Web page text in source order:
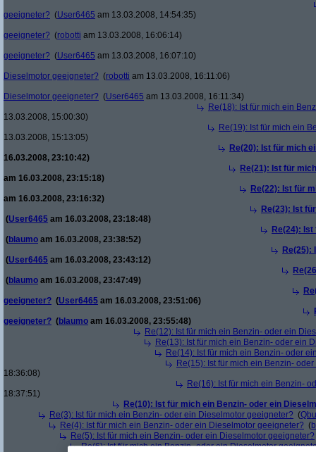
geeigneter? (User6465 am 13.03.2008, 14:54:35)
geeigneter? (robotti am 13.03.2008, 16:06:14)
geeigneter? (User6465 am 13.03.2008, 16:07:10)
Dieselmotor geeigneter? (robotti am 13.03.2008, 16:11:06)
Dieselmotor geeigneter? (User6465 am 13.03.2008, 16:11:34)
Re(18): Ist für mich ein
13.03.2008, 15:00:30)
Re(19): Ist für mich ein
13.03.2008, 15:13:05)
Re(20): Ist für mich
16.03.2008, 23:10:42)
Re(21): Ist für
am 16.03.2008, 23:15:18)
Re(22): Ist für
am 16.03.2008, 23:16:32)
Re(23): Ist
(User6465 am 16.03.2008, 23:18:48)
Re(24):
(blaumo am 16.03.2008, 23:38:52)
Re(25):
(User6465 am 16.03.2008, 23:43:12)
(blaumo am 16.03.2008, 23:47:49)
geeigneter? (User6465 am 16.03.2008, 23:51:06)
geeigneter? (blaumo am 16.03.2008, 23:55:48)
Re(12): Ist für mich ein Benzin- oder ein
Re(13): Ist für mich ein Benzin- oder ein
Re(14): Ist für mich ein Benzin- oder
Re(15): Ist für mich ein Benzin-
18:36:08)
Re(16): Ist für mich ein Benzin-
18:37:51)
Re(10): Ist für mich ein Benzin- oder ein
Re(3): Ist für mich ein Benzin- oder ein Dieselmotor geeigneter? (
Re(4): Ist für mich ein Benzin- oder ein Dieselmotor geeigneter? (
Re(5): Ist für mich ein Benzin- oder ein Dieselmotor geeigneter?
Re(6): Ist für mich ein Benzin- oder ein Dieselmotor